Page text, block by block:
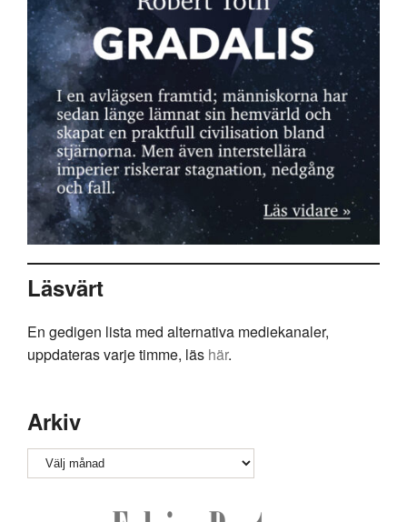
Läsvärt
En gedigen lista med alternativa mediekanaler,
uppdateras varje timme, läs här.
Arkiv
Arkiv